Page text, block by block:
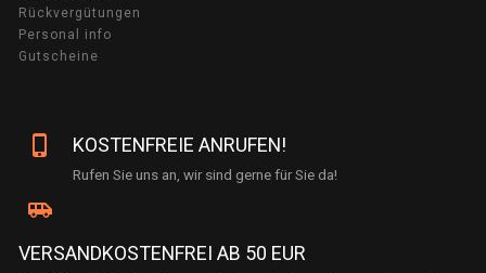
Rückvergütungen
Personal info
Gutscheine
phone_iphone KOSTENFREIE ANRUFEN!
Rufen Sie uns an, wir sind gerne für Sie da!
airport_shuttle
VERSANDKOSTENFREI AB 50 EUR